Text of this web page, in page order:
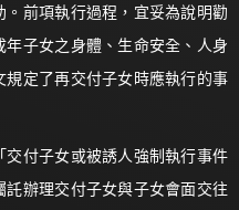
前項執行過程，宜妥為說明勸
子女之身體、生命安全、人身
定了再交付子女時應執行的事
付子女或被誘人強制執行事件
辦理交付子女與子女會面交往